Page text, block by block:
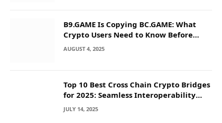
B9.GAME Is Copying BC.GAME: What
Crypto Users Need to Know Before
They Deposit
AUGUST 4, 2025
Top 10 Best Cross Chain Crypto Bridges
for 2025: Seamless Interoperability
Across Blockchain Networks
JULY 14, 2025